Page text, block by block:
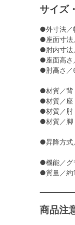
サイズ
●外寸法
●座面寸法
●肘内寸法
●座面高さ
●肘高さ／
●材質／背
●材質／座
●材質／肘
●材質／脚
●昇降方式
●機能／グ
●質量／約
商品注